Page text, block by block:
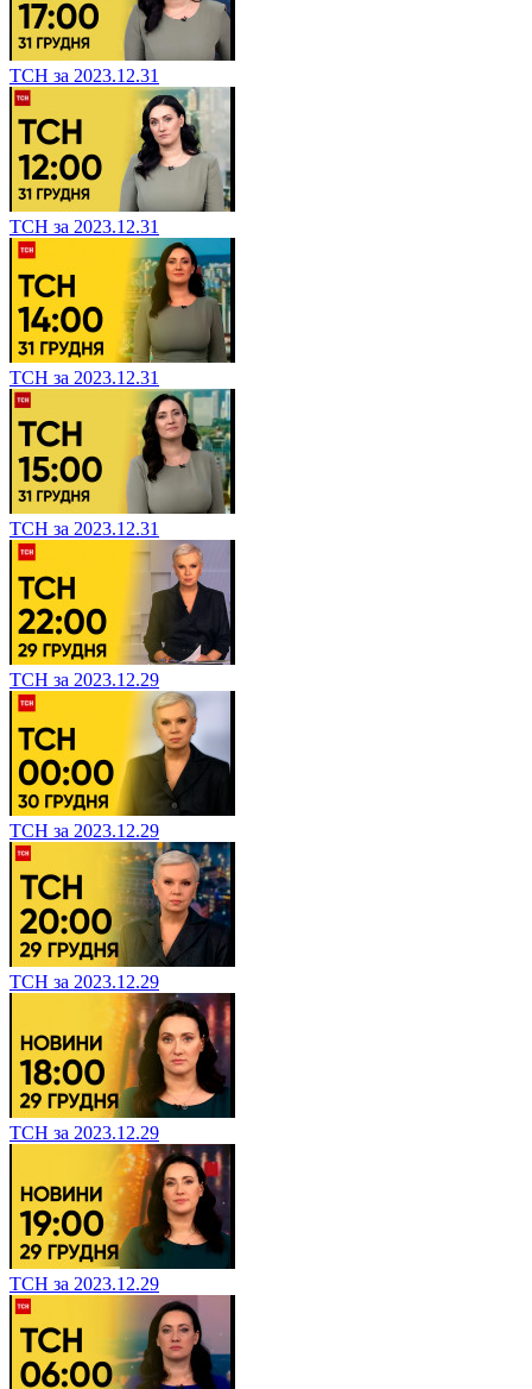
ТСН за 2023.12.31
ТСН за 2023.12.31
ТСН за 2023.12.31
ТСН за 2023.12.31
ТСН за 2023.12.29
ТСН за 2023.12.29
ТСН за 2023.12.29
ТСН за 2023.12.29
ТСН за 2023.12.29